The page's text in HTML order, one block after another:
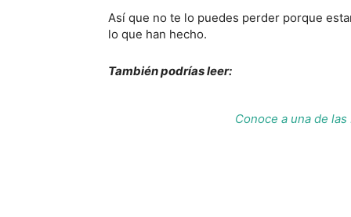
Así que no te lo puedes perder porque
lo que han hecho.
También podrías leer:
Conoce a una de